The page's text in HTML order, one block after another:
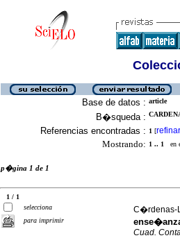
Base de datos : article
B�squeda :
Referencias encontradas : 1 [refinar
Mostrando: 1 .. 1 en
p�gina 1 de 1
1 / 1
selecciona
para imprimir
C�rdenas-
Cuad.